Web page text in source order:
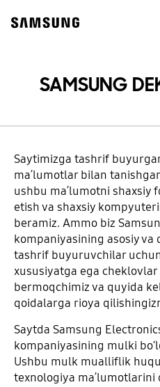
content
SAMSUNG
Saytimizga tashrif
maʼlumotlar bilan
ushbu maʼlumotni shaxsiy
etish va shaxsiy
beramiz. Ammo biz
kompaniyasining asosiy va
tashrif buyuruvchilar
xususiyatga ega cheklovlar
bermoqchimiz va quyida
qoidalarga rioya
Saytda Samsung
kompaniyasining mulki
Ushbu mulk mualliflik
texnologiya maʼlumotlarini